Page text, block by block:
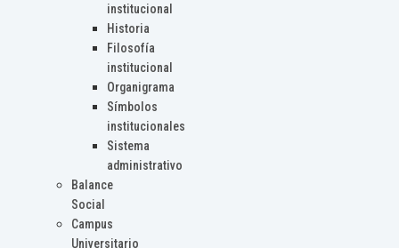
institucional
Historia
Filosofía
institucional
Organigrama
Símbolos
institucionales
Sistema
administrativo
Balance
Social
Campus
Universitario